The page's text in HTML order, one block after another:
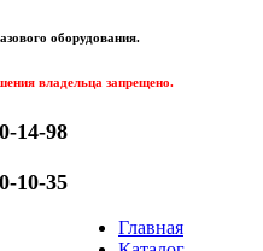
оборудования.
владельца запрещено.
14-98
10-35
Главная